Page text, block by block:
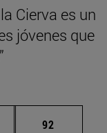
Cierva es un
jóvenes que
intermedias
Página
92